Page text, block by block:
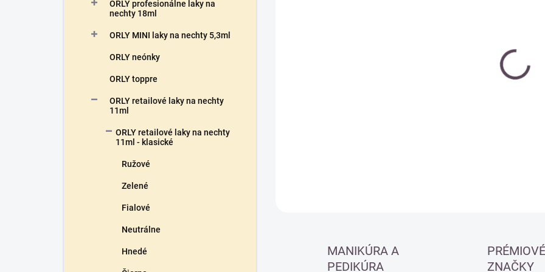
ORLY profesionálne laky na
nechty 18ml
ORLY MINI laky na nechty 5,3ml
ORLY neónky
ORLY toppre
ORLY retailové laky na nechty
11ml
ORLY retailové laky na nechty
11ml - klasické
Ružové
Zelené
Fialové
Neutrálne
Hnedé
MANIKÚRA A
PEDIKÚRA
PRÉMIOVÉ
ZNAČKY